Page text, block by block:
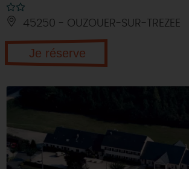
45250 - OUZOUER-SUR-TREZEE
Je réserve